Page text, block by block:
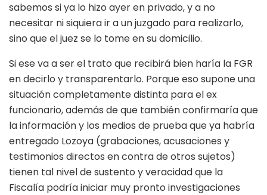
sabemos si ya lo hizo ayer en privado, y a no
necesitar ni siquiera ir a un juzgado para realizarlo,
sino que el juez se lo tome en su domicilio.
Si ese va a ser el trato que recibirá bien haría la FGR
en decirlo y transparentarlo. Porque eso supone una
situación completamente distinta para el ex
funcionario, además de que también confirmaría que
la información y los medios de prueba que ya habría
entregado Lozoya (grabaciones, acusaciones y
testimonios directos en contra de otros sujetos)
tienen tal nivel de sustento y veracidad que la
Fiscalía podría iniciar muy pronto investigaciones